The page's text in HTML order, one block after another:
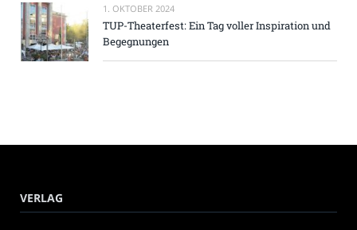
1. OKTOBER 2024
TUP-Theaterfest: Ein Tag voller Inspiration und
Begegnungen
VERLAG